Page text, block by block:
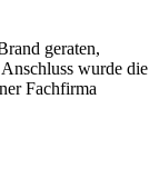
geraten,
wurde die
Fachfirma